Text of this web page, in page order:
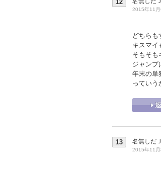
12
2015年11
どちらも
キスマイ
そもそも
ジャンプ
年末の単
っていう
13 名無しだＪ
2015年11